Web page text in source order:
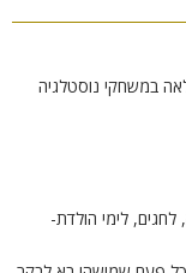
במשחקי נוסטלגיה
לימי הולדת-